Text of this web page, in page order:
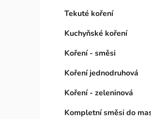
Tekuté koření
Kuchyňské koření
Koření - směsi
Koření jednodruhová
Koření - zeleninová
Kompletní směsi do